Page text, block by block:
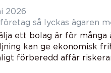
2026
Sälja företag så lyckas
ett bolag är för många
kan ge ekonomisk
förberedd affär